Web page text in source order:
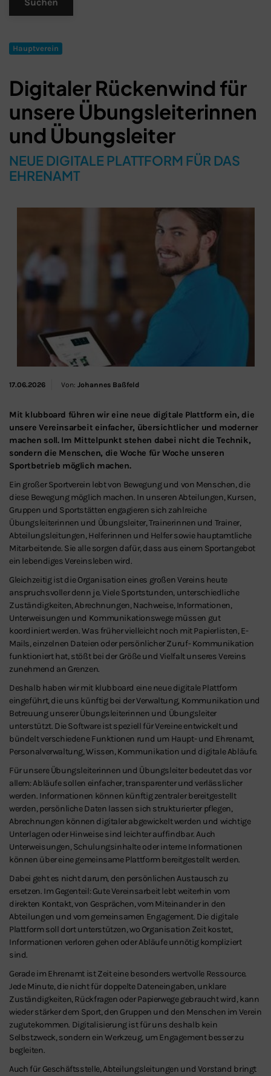
Schließen
Hauptverein
Digitaler Rückenwind für
unsere Übungsleiterinnen
und Übungsleiter
NEUE DIGITALE PLATTFORM FÜR DAS
EHRENAMT
17.06.2026 Von: Johannes Baßfeld
Mit klubboard führen wir eine neue digitale Plattform ein, die
unsere Vereinsarbeit einfacher, übersichtlicher und moderner
machen soll. Im Mittelpunkt stehen dabei nicht die Technik,
sondern die Menschen, die Woche für Woche unseren
Sportbetrieb möglich machen.
Ein großer Sportverein lebt von Bewegung und von Menschen, die
diese Bewegung möglich machen. In unseren Abteilungen, Kursen,
Gruppen und Sportstätten engagieren sich zahlreiche
Übungsleiterinnen und Übungsleiter, Trainerinnen und Trainer,
Abteilungsleitungen, Helferinnen und Helfer sowie hauptamtliche
Mitarbeitende. Sie alle sorgen dafür, dass aus einem Sportangebot
ein lebendiges Vereinsleben wird.
Gleichzeitig ist die Organisation eines großen Vereins heute
anspruchsvoller denn je. Viele Sportstunden, unterschiedliche
Zuständigkeiten, Abrechnungen, Nachweise, Informationen,
Unterweisungen und Kommunikationswege müssen gut
koordiniert werden. Was früher vielleicht noch mit Papierlisten, E-
Mails, einzelnen Dateien oder persönlicher Zuruf- Kommunikation
funktioniert hat, stößt bei der Größe und Vielfalt unseres Vereins
zunehmend an Grenzen.
Deshalb haben wir mit klubboard eine neue digitale Plattform
eingeführt, die uns künftig bei der Verwaltung, Kommunikation und
Betreuung unserer Übungsleiterinnen und Übungsleiter
unterstützt. Die Software ist speziell für Vereine entwickelt und
bündelt verschiedene Funktionen rund um Haupt- und Ehrenamt,
Personalverwaltung, Wissen, Kommunikation und digitale Abläufe.
Für unsere Übungsleiterinnen und Übungsleiter bedeutet das vor
allem: Abläufe sollen einfacher, transparenter und verlässlicher
werden. Informationen können künftig zentraler bereitgestellt
werden, persönliche Daten lassen sich strukturierter pflegen,
Abrechnungen können digitaler abgewickelt werden und wichtige
Unterlagen oder Hinweise sind leichter auffindbar. Auch
Unterweisungen, Schulungsinhalte oder interne Informationen
können über eine gemeinsame Plattform bereitgestellt werden.
Dabei geht es nicht darum, den persönlichen Austausch zu
ersetzen. Im Gegenteil: Gute Vereinsarbeit lebt weiterhin vom
direkten Kontakt, von Gesprächen, vom Miteinander in den
Abteilungen und vom gemeinsamen Engagement. Die digitale
Plattform soll dort unterstützen, wo Organisation Zeit kostet,
Informationen verloren gehen oder Abläufe unnötig kompliziert
sind.
Gerade im Ehrenamt ist Zeit eine besonders wertvolle Ressource.
Jede Minute, die nicht für doppelte Dateneingaben, unklare
Zuständigkeiten, Rückfragen oder Papierwege gebraucht wird, kann
wieder stärker dem Sport, den Gruppen und den Menschen im Verein
zugutekommen. Digitalisierung ist für uns deshalb kein
Selbstzweck, sondern ein Werkzeug, um Engagement besser zu
begleiten.
Auch für Geschäftsstelle, Abteilungsleitungen und Vorstand bringt